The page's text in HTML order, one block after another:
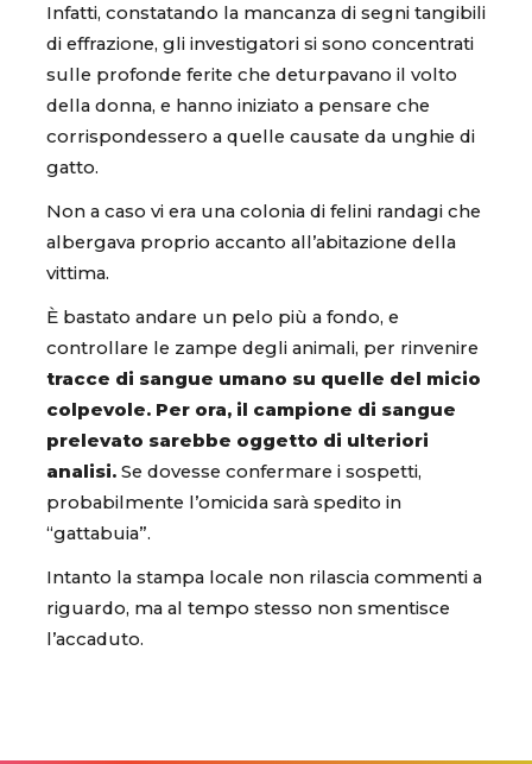
Infatti, constatando la mancanza di segni tangibili
di effrazione, gli investigatori si sono concentrati
sulle profonde ferite che deturpavano il volto
della donna, e hanno iniziato a pensare che
corrispondessero a quelle causate da unghie di
gatto.
Non a caso vi era una colonia di felini randagi che
albergava proprio accanto all’abitazione della
vittima.
È bastato andare un pelo più a fondo, e
controllare le zampe degli animali, per rinvenire
tracce di sangue umano su quelle del micio
colpevole. Per ora, il campione di sangue
prelevato sarebbe oggetto di ulteriori
analisi. Se dovesse confermare i sospetti,
probabilmente l’omicida sarà spedito in
“gattabuia”.
Intanto la stampa locale non rilascia commenti a
riguardo, ma al tempo stesso non smentisce
l’accaduto.